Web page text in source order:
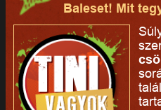
Baleset! Mit